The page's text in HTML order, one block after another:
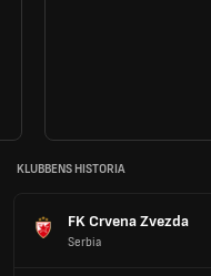
KLUBBENS HISTORIA
FK Crvena Zvezda
Serbia